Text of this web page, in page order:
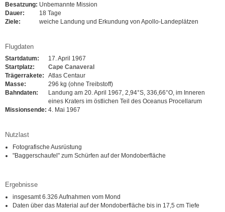
Besatzung: Unbemannte Mission
Dauer:
18 Tage
Ziele:
weiche Landung und Erkundung von Apollo-Landeplätzen
Flugdaten
Startdatum:
17. April 1967
Startplatz:
Cape Canaveral
Trägerrakete:
Atlas Centaur
Masse:
296 kg (ohne Treibstoff)
Bahndaten:
Landung am 20. April 1967, 2,94°S, 336,66°O, im Inneren
eines Kraters im östlichen Teil des Oceanus Procellarum
Missionsende: 4. Mai 1967
Nutzlast
Fotografische Ausrüstung
"Baggerschaufel" zum Schürfen auf der Mondoberfläche
Ergebnisse
insgesamt 6.326 Aufnahmen vom Mond
Daten über das Material auf der Mondoberfläche bis in 17,5 cm Tiefe